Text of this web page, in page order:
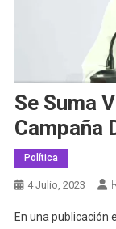
Se Suma
Campaña
Política
4 Julio, 2023
En una publicación